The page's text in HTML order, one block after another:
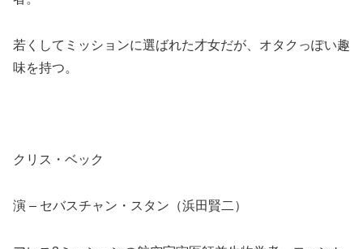
若くしてミッションに選ばれた才女だが、オタクっぽい趣
味を持つ。
クリス・ベック
演 – セバスチャン・スタン（浜田賢二）